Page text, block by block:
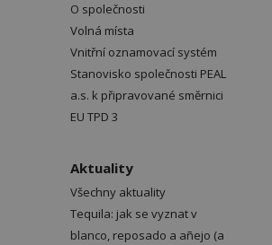
O společnosti
Volná místa
Vnitřní oznamovací systém
Stanovisko společnosti PEAL
a.s. k připravované směrnici
EU TPD 3
Aktuality
Všechny aktuality
Tequila: jak se vyznat v
blanco, reposado a añejo (a